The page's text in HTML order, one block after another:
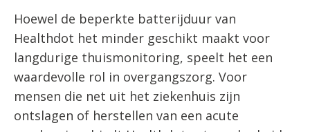
Hoewel de beperkte batterijduur van
Healthdot het minder geschikt maakt voor
langdurige thuismonitoring, speelt het een
waardevolle rol in overgangszorg. Voor
mensen die net uit het ziekenhuis zijn
ontslagen of herstellen van een acute